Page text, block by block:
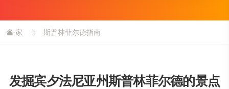
家 斯普林菲尔德指南
发掘宾夕法尼亚州斯普林菲尔德的景点